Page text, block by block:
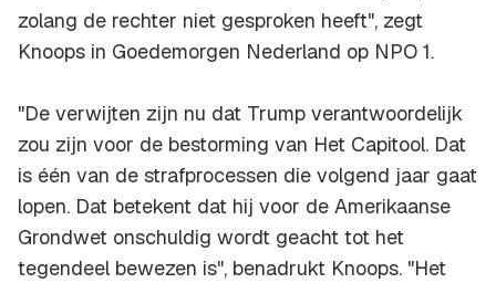
zolang de rechter niet gesproken heeft", zegt
Knoops in Goedemorgen Nederland op NPO 1.
"De verwijten zijn nu dat Trump verantwoordelijk
zou zijn voor de bestorming van Het Capitool. Dat
is één van de strafprocessen die volgend jaar gaat
lopen. Dat betekent dat hij voor de Amerikaanse
Grondwet onschuldig wordt geacht tot het
tegendeel bewezen is", benadrukt Knoops. "Het